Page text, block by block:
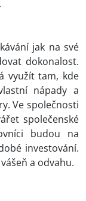
jak na své
dokonalost.
využít tam, kde
nápady a
Ve společnosti
společenské
budou na
investování.
a odvahu.